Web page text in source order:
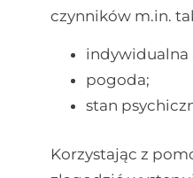
czynników m.in.
indywidualna
pogoda;
stan
Korzystając z